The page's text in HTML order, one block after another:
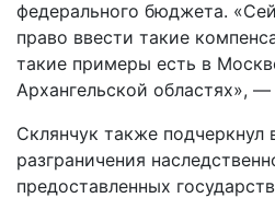
федерального бюджета.
право ввести такие
такие примеры есть в
Архангельской областях», —
Склянчук также подчеркнул
разграничения
предоставленных